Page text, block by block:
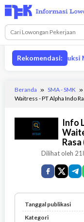
Loncat
ke
konten
Rekomendasi:
supervisor produksi
Beranda SMA - SMK
Waitress - PT Alpha Indo
Info
Dilihat oleh
Tanggal publikasi
Kategori